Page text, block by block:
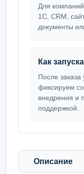
Для компаний
1С, CRM,
документы
Как
После заказа
фиксируем
внедрения и
поддержкой.
Описание